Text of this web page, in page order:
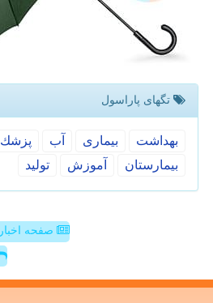
تگهای پاراسول
بهداشت بیماری آب پزشك
بیمارستان
آموزش تولید
صفحه اخبار